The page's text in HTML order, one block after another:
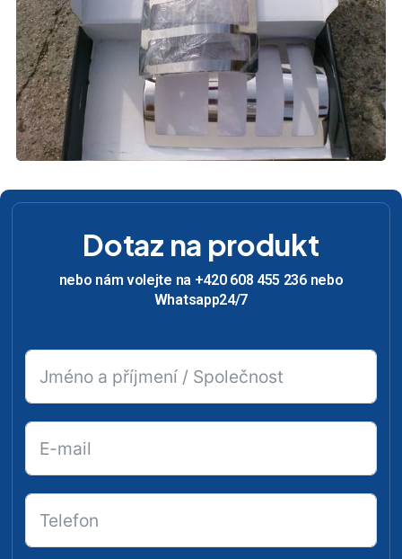
Dotaz na produkt
nebo nám volejte na +420 608 455 236 nebo
Whatsapp24/7